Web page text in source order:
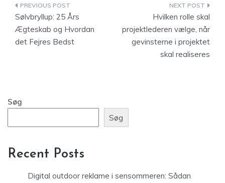
Indlægsnavigation
Sølvbryllup: 25 Års
Ægteskab og Hvordan
det Fejres Bedst
Hvilken rolle skal
projektlederen vælge, når
gevinsterne i projektet
skal realiseres
Søg
Søg
Recent Posts
Digital outdoor reklame i sensommeren: Sådan